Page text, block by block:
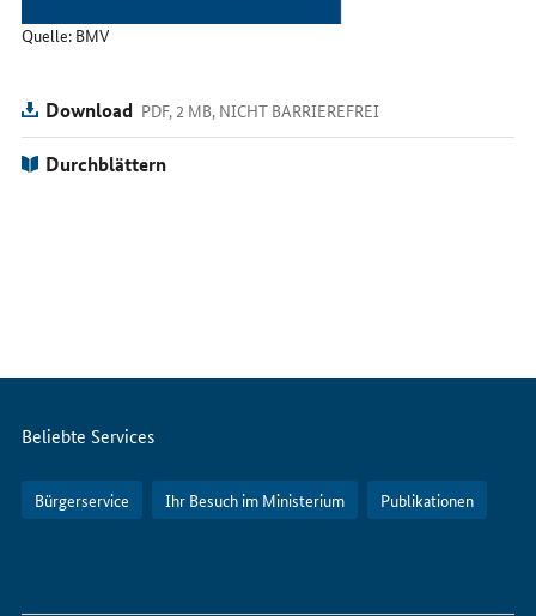
Quelle: BMV
Download PDF, 2 MB, NICHT BARRIEREFREI
Durchblättern
Servicemenü
Beliebte Services
Bürgerservice Ihr Besuch im Ministerium Publikationen